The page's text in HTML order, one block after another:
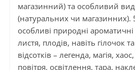
магазинний) та особливий
(натуральних чи магазинних).
особливі природні ароматичні
листя, плодів, навіть гілочок
відсотків – легенда, магія,
повітря, освітлення, тара,